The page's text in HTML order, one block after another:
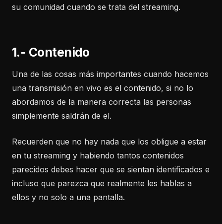
su comunidad cuando se trata del streaming.
1.- Contenido
Una de las cosas más importantes cuando hacemos
una transmisión en vivo es el contenido, si no lo
abordamos de la manera correcta las personas
simplemente saldrán de el.
Recuerden que no hay nada que los obligue a estar
en tu streaming y habiendo tantos contenidos
parecidos debes hacer que se sientan identificados e
incluso que parezca que realmente les hablas a
ellos y no solo a una pantalla.